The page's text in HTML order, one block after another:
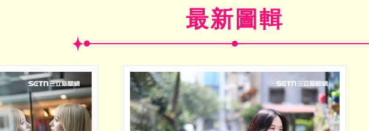
最新圖輯